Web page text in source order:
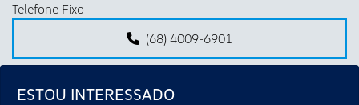
ESTOU INTERESSADO
Telefone Fixo
(68) 4009-6901